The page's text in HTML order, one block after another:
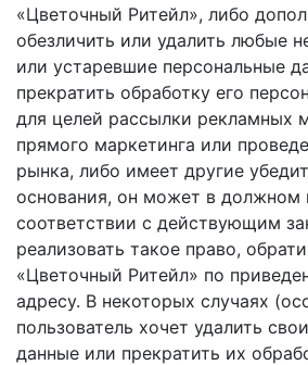
«Цветочный Ритейл», либо
обезличить или удалить любые
или устаревшие персональные
прекратить обработку его
для целей рассылки рекламных
прямого маркетинга или
рынка, либо имеет другие
основания, он может в должном
соответствии с действующим
реализовать такое право,
«Цветочный Ритейл» по
адресу. В некоторых случаях
пользователь хочет удалить
данные или прекратить их